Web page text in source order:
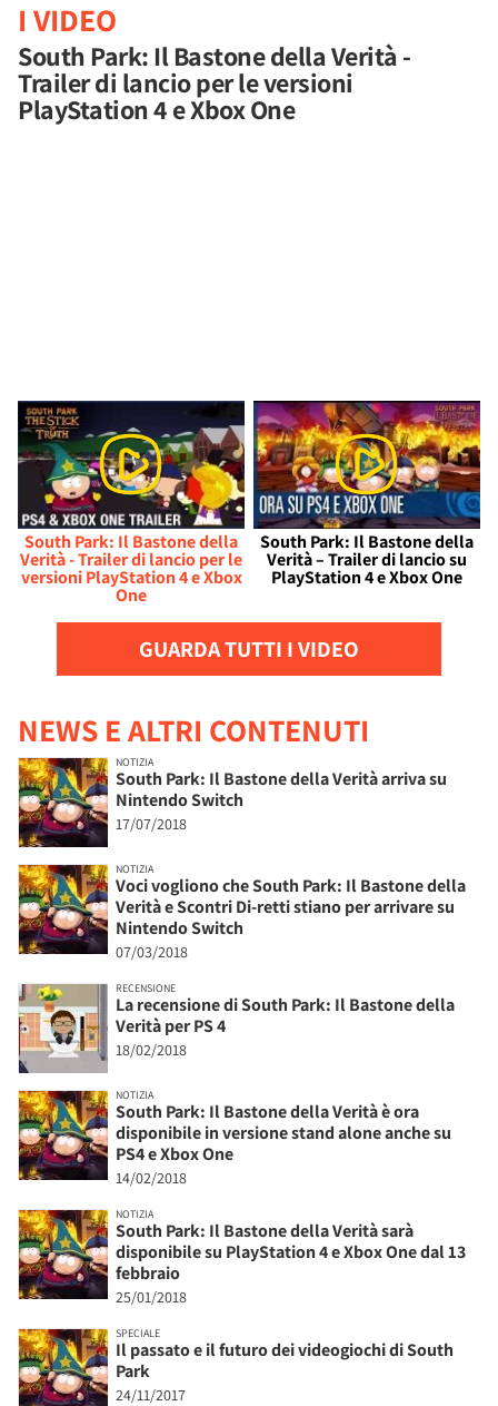
I VIDEO
South Park: Il Bastone della Verità -
Trailer di lancio per le versioni
PlayStation 4 e Xbox One
South Park: Il Bastone della
Verità - Trailer di lancio per le
versioni PlayStation 4 e Xbox
One
South Park: Il Bastone della
Verità – Trailer di lancio su
PlayStation 4 e Xbox One
GUARDA TUTTI I VIDEO
NEWS E ALTRI CONTENUTI
NOTIZIA
South Park: Il Bastone della Verità arriva su
Nintendo Switch
17/07/2018
NOTIZIA
Voci vogliono che South Park: Il Bastone della
Verità e Scontri Di-retti stiano per arrivare su
Nintendo Switch
07/03/2018
RECENSIONE
La recensione di South Park: Il Bastone della
Verità per PS 4
18/02/2018
NOTIZIA
South Park: Il Bastone della Verità è ora
disponibile in versione stand alone anche su
PS4 e Xbox One
14/02/2018
NOTIZIA
South Park: Il Bastone della Verità sarà
disponibile su PlayStation 4 e Xbox One dal 13
febbraio
25/01/2018
SPECIALE
Il passato e il futuro dei videogiochi di South
Park
24/11/2017